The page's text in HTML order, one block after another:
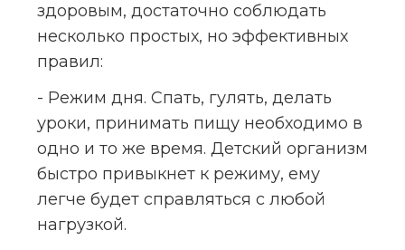
здоровым, достаточно соблюдать
несколько простых, но эффективных
правил:
- Режим дня. Спать, гулять, делать
уроки, принимать пищу необходимо в
одно и то же время. Детский организм
быстро привыкнет к режиму, ему
легче будет справляться с любой
нагрузкой.